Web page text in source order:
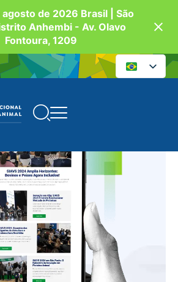
de 2026 Brasil | São
Anhembi - Av. Olavo
Fontoura, 1209